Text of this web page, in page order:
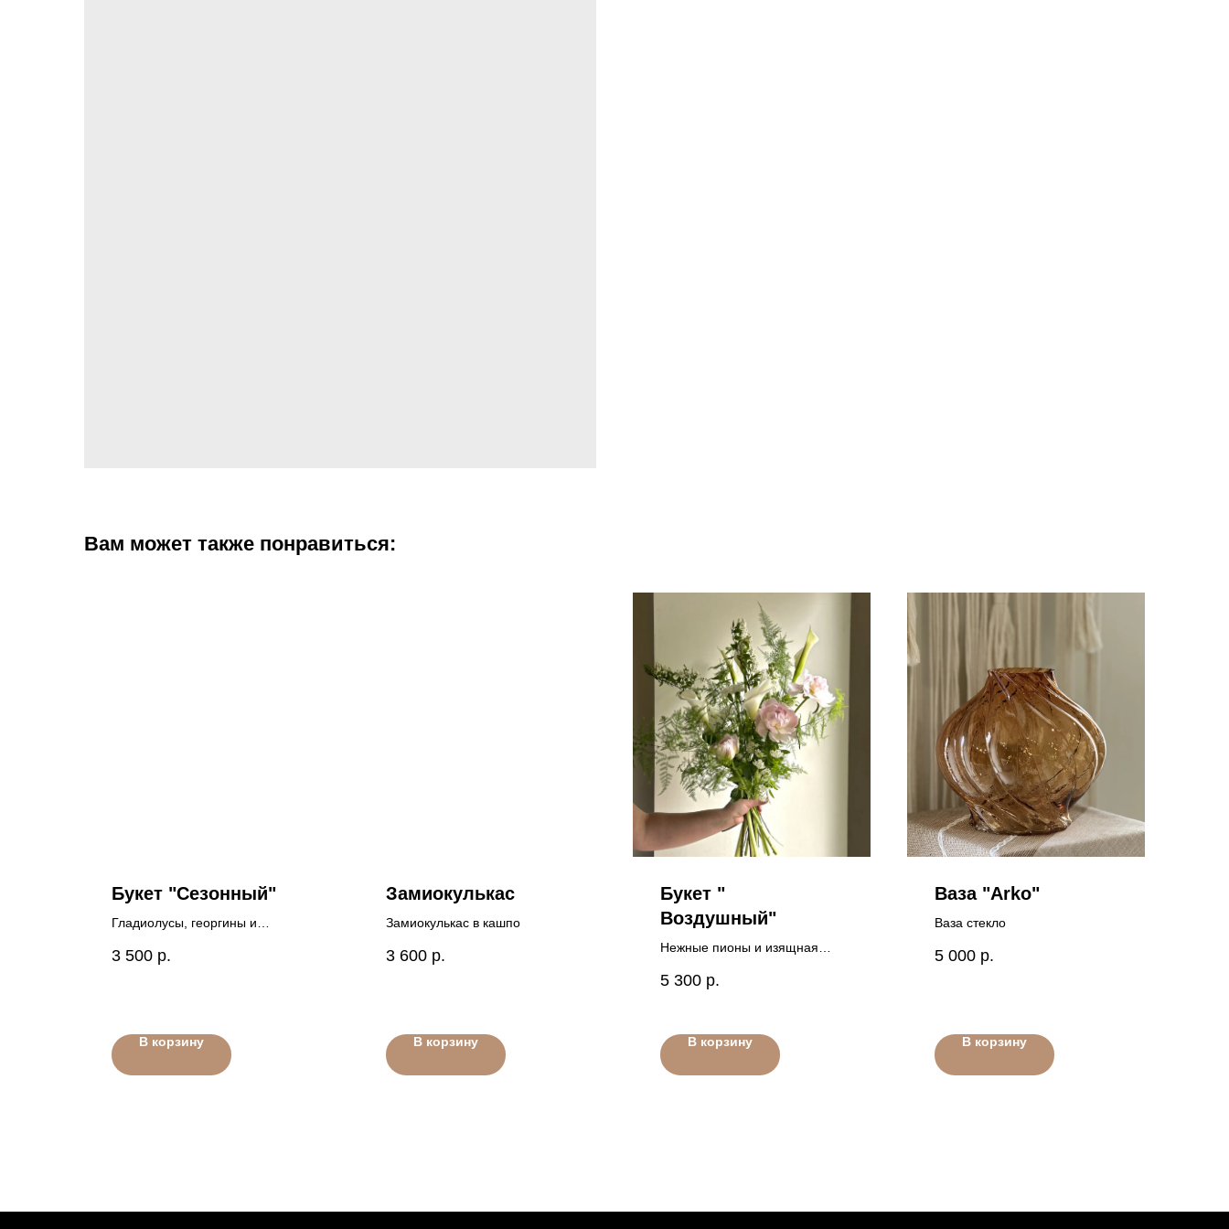
Вам может также понравиться:
Букет "Сезонный"
Гладиолусы, георгины и
3 500 р.
В корзину
Замиокулькас
Замиокулькас в кашпо
3 600 р.
В корзину
Букет "
Воздушный"
Нежные пионы и изящная
5 300 р.
В корзину
Ваза "Arko"
Ваза стекло
5 000 р.
В корзину